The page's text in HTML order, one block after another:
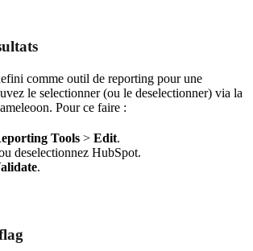
comme outil de reporting pour une
le selectionner (ou le deselectionner) via la
Pour ce faire :
Tools > Edit.
deselectionnez HubSpot.
.